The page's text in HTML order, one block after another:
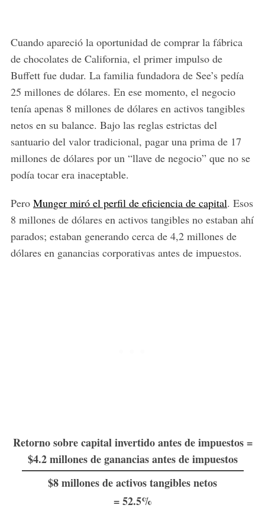
Cuando apareció la oportunidad de comprar la fábrica
de chocolates de California, el primer impulso de
Buffett fue dudar. La familia fundadora de See’s pedía
25 millones de dólares. En ese momento, el negocio
tenía apenas 8 millones de dólares en activos tangibles
netos en su balance. Bajo las reglas estrictas del
santuario del valor tradicional, pagar una prima de 17
millones de dólares por un “llave de negocio” que no se
podía tocar era inaceptable.
Pero Munger miró el perfil de eficiencia de capital. Esos
8 millones de dólares en activos tangibles no estaban ahí
parados; estaban generando cerca de 4,2 millones de
dólares en ganancias corporativas antes de impuestos.
Retorno sobre capital invertido antes de impuestos =
$4.2 millones de ganancias antes de impuestos
$8 millones de activos tangibles netos
= 52.5%